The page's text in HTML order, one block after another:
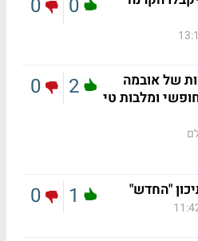
0
0
של אובמה
ומלבות טי
2
0
"החדש" 1
0